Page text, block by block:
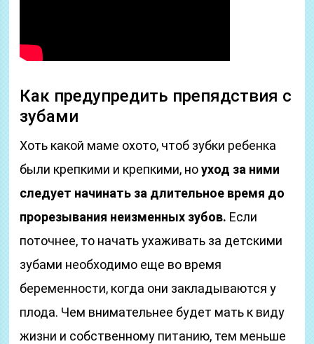
Как предупредить препядствия с
зубами
Хоть какой маме охото, чтоб зубки ребенка
были крепкими и крепкими, ноуход за ними
следует начинать за длительное время до
прорезывания неизменных зубов. Если
поточнее, то начать ухаживать за детскими
зубами необходимо еще во время
беременности, когда они закладываются у
плода. Чем внимательнее будет мать к виду
жизни и собственному питанию, тем меньше